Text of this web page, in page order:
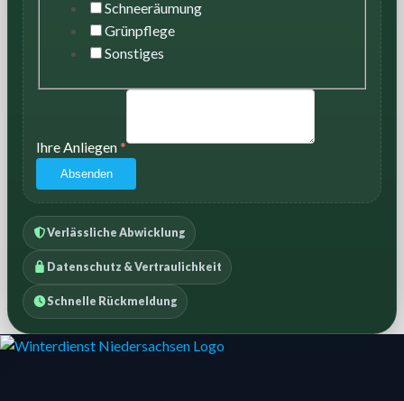
Schneeräumung
Grünpflege
Sonstiges
Ihre Anliegen*
Absenden
Verlässliche Abwicklung
Datenschutz & Vertraulichkeit
Schnelle Rückmeldung